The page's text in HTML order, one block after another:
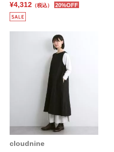
¥4,312 （税込） 20%OFF
cloudnine